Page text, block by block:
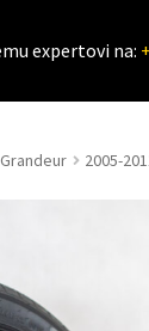
expertovi na:
Grandeur 2005-